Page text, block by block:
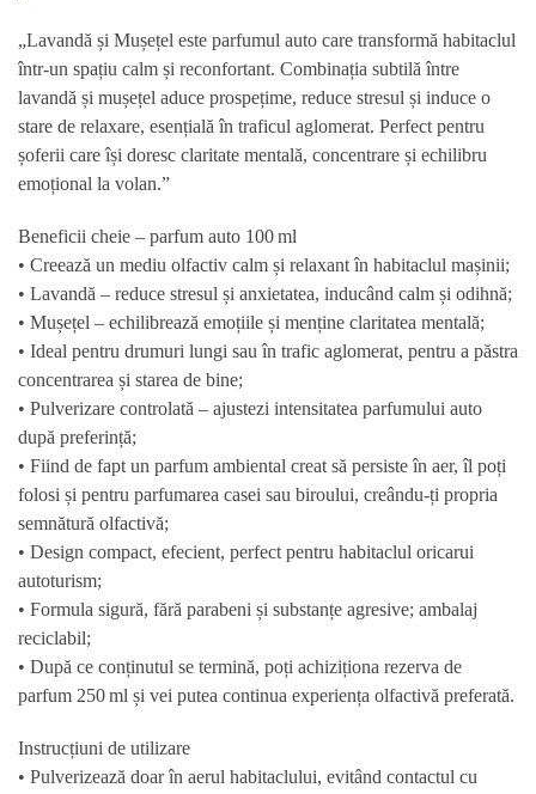
„Lavandă și Mușețel este parfumul auto care transformă habitaclul
într-un spațiu calm și reconfortant. Combinația subtilă între
lavandă și mușețel aduce prospețime, reduce stresul și induce o
stare de relaxare, esențială în traficul aglomerat. Perfect pentru
șoferii care își doresc claritate mentală, concentrare și echilibru
emoțional la volan.”
Beneficii cheie – parfum auto 100 ml
• Creează un mediu olfactiv calm și relaxantîn habitaclul mașinii;
• Lavandă – reduce stresul și anxietatea, inducând calm și odihnă;
• Mușețel – echilibrează emoțiile și menține claritatea mentală;
• Ideal pentru drumuri lungi sau în trafic aglomerat, pentru a păstra
concentrarea și starea de bine;
• Pulverizare controlată – ajustezi intensitatea parfumului auto
după preferință;
• Fiind de fapt un parfum ambiental creat să persiste în aer, îl poți
folosi și pentru parfumarea casei sau biroului, creându-ți propria
semnătură olfactivă;
• Design compact, efecient, perfect pentru habitaclul oricarui
autoturism;
• Formula sigură, fără parabeni și substanțe agresive; ambalaj
reciclabil;
• După ce conținutul se termină, poți achiziționa rezerva de
parfum 250 ml și vei putea continua experiența olfactivă preferată.
Instrucțiuni de utilizare
• Pulverizează doar în aerul habitaclului, evitând contactul cu